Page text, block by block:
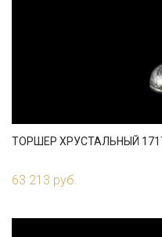
ТОРШЕР ХРУСТАЛЬНЫЙ
63 213 руб.